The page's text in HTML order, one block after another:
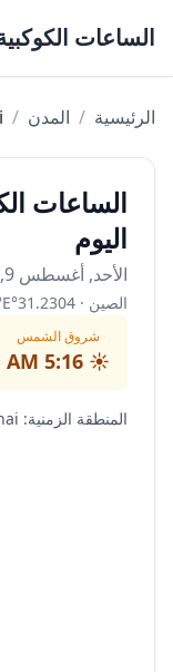
الساعات
الرئيسية / المدن /
اليوم
الأحد, أغسطس 9, 2026
الصين ·
31.2304
°
E
شروق الشمس
☀️
5:16 AM
المنطقة الزمنية: